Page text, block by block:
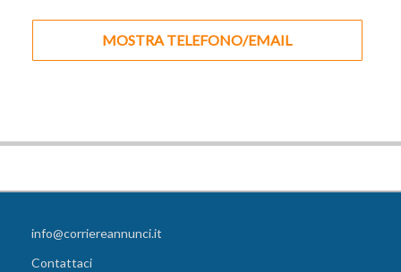
MOSTRA TELEFONO/EMAIL
info@corriereannunci.it
Contattaci